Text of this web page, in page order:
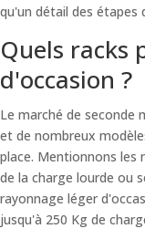
qu'un détail des étapes
Quels racks
d'occasion ?
Le marché de seconde
et de nombreux
place. Mentionnons les
de la charge lourde ou
rayonnage léger
jusqu'à 250 Kg de